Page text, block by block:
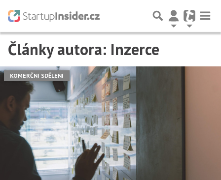
Články autora: Inzerce
KOMERČNÍ SDĚLENÍ
Předchozí 1 2 Další